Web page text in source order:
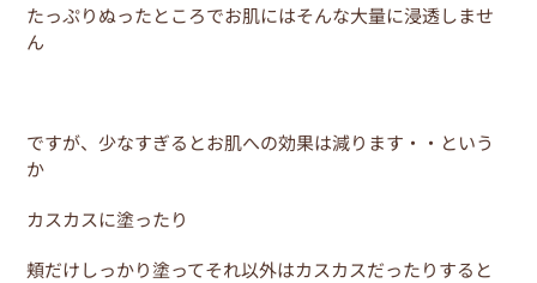
たっぷりぬったところでお肌にはそんな大量に浸透しませ
ん
ですが、少なすぎるとお肌への効果は減ります・・という
か
カスカスに塗ったり
頬だけしっかり塗ってそれ以外はカスカスだったりすると